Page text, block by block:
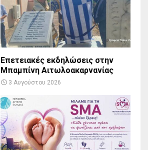
Επετειακές εκδηλώσεις στην
Μπαμπίνη Αιτωλοακαρνανίας
3 Αυγούστου 2026